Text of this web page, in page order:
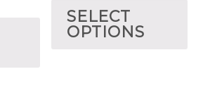
SELECT
OPTIONS